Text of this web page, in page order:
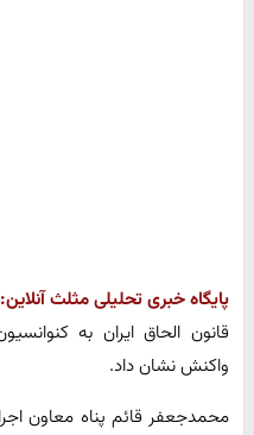
پایگاه خبری تحلیلی مثلث آنلاین:
قانون الحاق ایران به
واکنش نشان داد.
محمدجعفر قائم پناه معاون